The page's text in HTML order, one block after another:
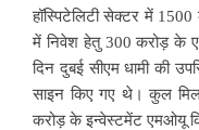
हॉस्पिटेलिटी सेक्टर में
में निवेश हेतु 300 करोड़ के
दिन दुबई सीएम धामी की
साइन किए गए थे। कुल
करोड़ के इन्वेस्टमेंट एमओयू